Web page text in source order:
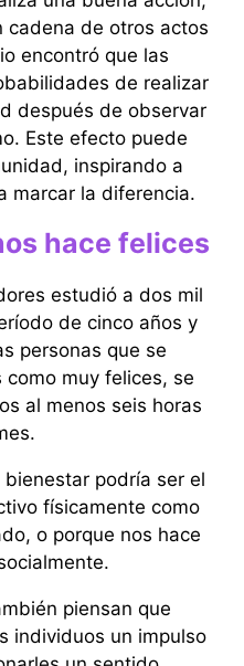
cadena de otros actos
encontró que las
de realizar
después de observar
Este efecto puede
inspirando a
marcar la diferencia.
hace felices
estudió a dos mil
de cinco años y
personas que se
muy felices, se
al menos seis horas
podría ser el
físicamente como
o porque nos hace
piensan que
individuos un impulso